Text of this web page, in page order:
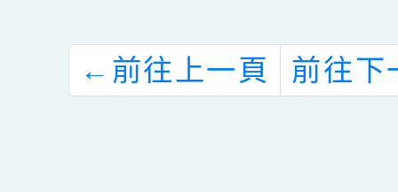
← 前往上一頁 前往下